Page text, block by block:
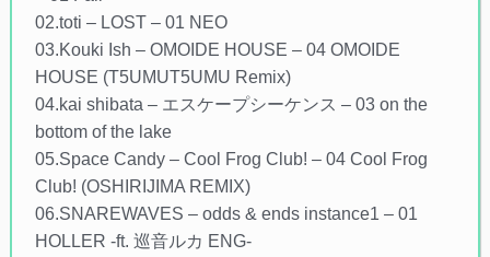
02.toti – LOST – 01 NEO
03.Kouki Ish – OMOIDE HOUSE – 04 OMOIDE
HOUSE (T5UMUT5UMU Remix)
04.kai shibata – エスケープシーケンス – 03 on the
bottom of the lake
05.Space Candy – Cool Frog Club! – 04 Cool Frog
Club! (OSHIRIJIMA REMIX)
06.SNAREWAVES – odds & ends instance1 – 01
HOLLER -ft. 巡音ルカ ENG-